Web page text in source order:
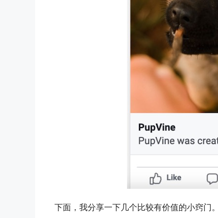
下面，我分享一下几个比较有价值的小窍门